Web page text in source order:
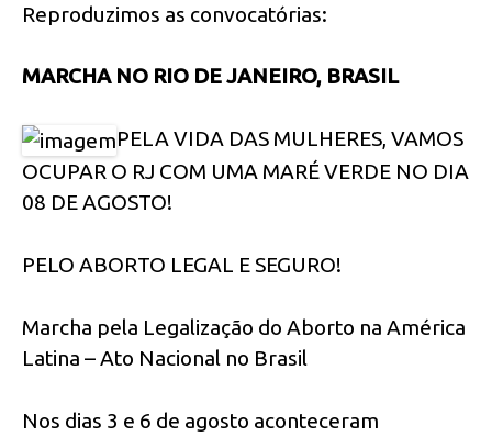
Reproduzimos as convocatórias:
MARCHA NO RIO DE JANEIRO, BRASIL
PELA VIDA DAS MULHERES, VAMOS
OCUPAR O RJ COM UMA MARÉ VERDE NO DIA
08 DE AGOSTO!
PELO ABORTO LEGAL E SEGURO!
Marcha pela Legalização do Aborto na América
Latina – Ato Nacional no Brasil
Nos dias 3 e 6 de agosto aconteceram